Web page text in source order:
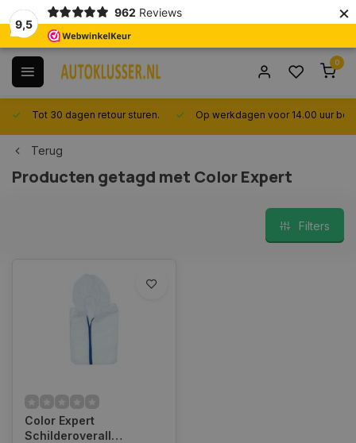
9,5
962 Reviews ×
0
Tot 30 dagen retour sturen. Op werkdagen voor 14.00 uur
Terug
Producten getagd met Color Expert
Filters
Color Expert
Schilderoverall